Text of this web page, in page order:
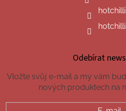
Odebírat
Vložte svůj e-mail a my vám
nových produktech na